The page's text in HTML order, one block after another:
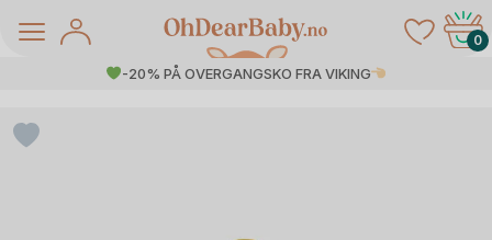
0
-20% PÅ OVERGANGSKO FRA VIKING